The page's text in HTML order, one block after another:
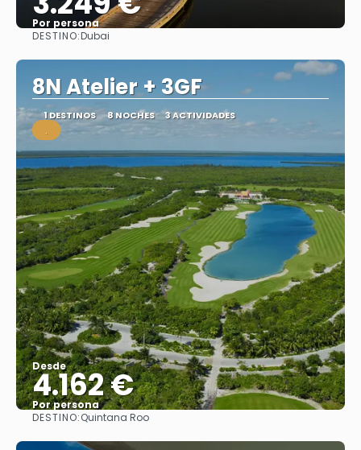
Por persona
DESTINO:Dubai
8N Atelier + 3GF
1 DESTINOS 8 NOCHES 3 ACTIVIDADES
.
Desde
4.162 €
Por persona
DESTINO:Quintana Roo